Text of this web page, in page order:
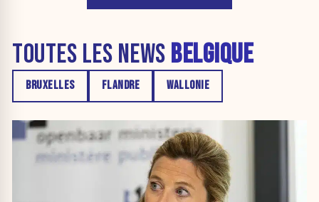
TOUTES LES NEWS BELGIQUE
BRUXELLES FLANDRE WALLONIE